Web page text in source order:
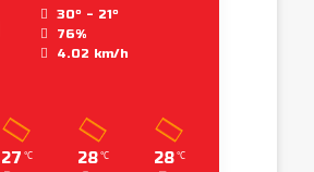
30º - 21º
76%
4.02 km/h
27 ℃ 28 ℃ 28 ℃